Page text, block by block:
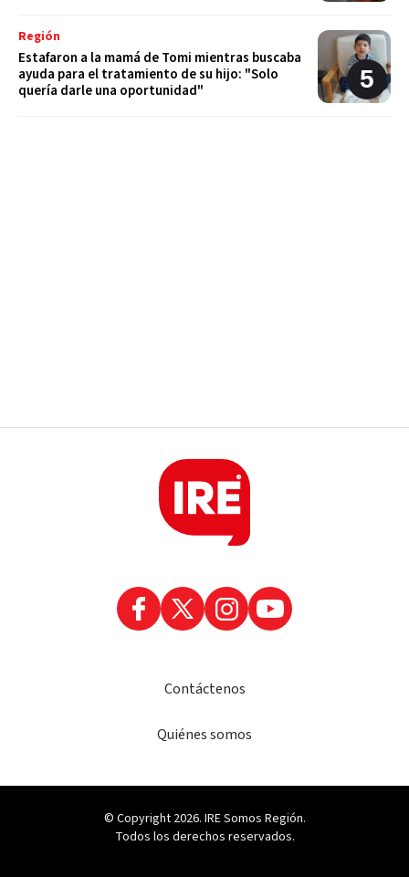
Región
Estafaron a la mamá de Tomi mientras buscaba
ayuda para el tratamiento de su hijo: "Solo
quería darle una oportunidad"
Contáctenos
Quiénes somos
© Copyright 2026. IRE Somos Región.
Todos los derechos reservados.